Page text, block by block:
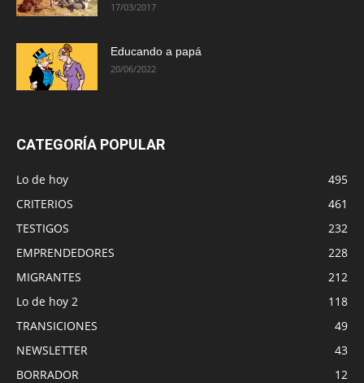
17/03/2017
Educando a papá
20/06/2022
CATEGORÍA POPULAR
Lo de hoy
495
CRITERIOS
461
TESTIGOS
232
EMPRENDEDORES
228
MIGRANTES
212
Lo de hoy 2
118
TRANSICIONES
49
NEWSLETTER
43
BORRADOR
12